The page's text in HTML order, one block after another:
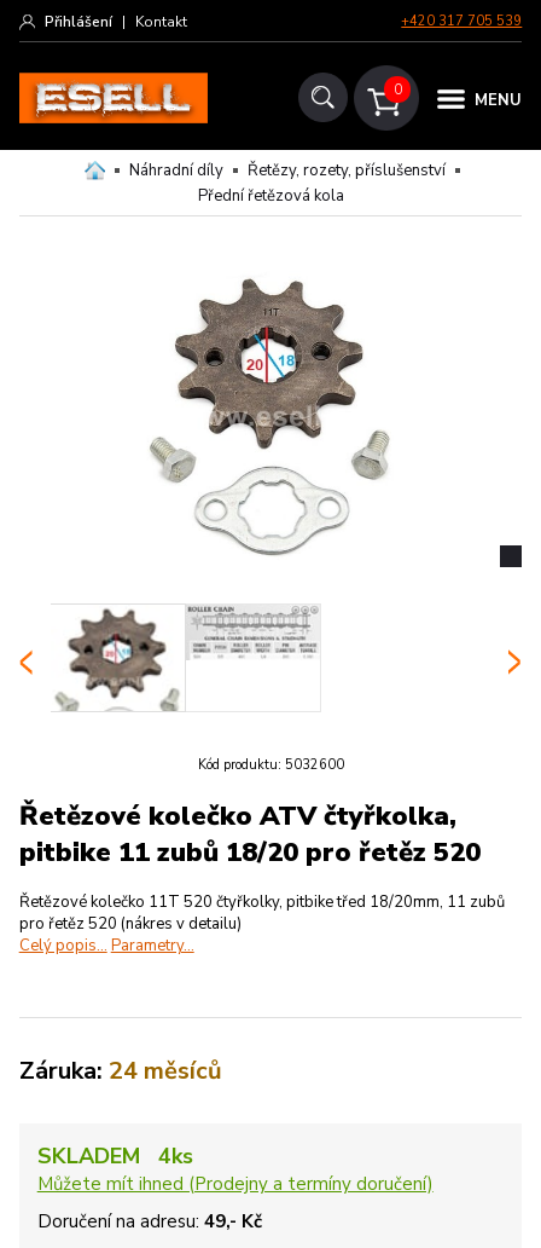
+420 317 705 539
Přihlášení | Kontakt
MENU
0
Náhradní díly
Řetězy, rozety, příslušenství
Přední řetězová kola
Kód produktu: 5032600
Řetězové kolečko ATV čtyřkolka,
pitbike 11 zubů 18/20 pro řetěz 520
Řetězové kolečko 11T 520 čtyřkolky, pitbike třed 18/20mm, 11 zubů
pro řetěz 520 (nákres v detailu)
Celý popis... Parametry...
Záruka: 24 měsíců
SKLADEM 4ks
Můžete mít ihned (Prodejny a termíny doručení)
Doručení na adresu: 49,- Kč